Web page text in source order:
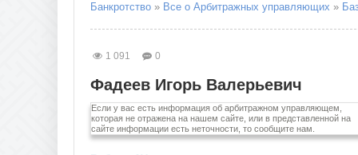
В
Волгоградская область
Воронежская область
Е
Еврейская автономная область
Н
О
Банкротство » Все о Арбитражных управляющих »
1 091 0
Фадеев Игорь Валерьевич
Если у вас есть информация об арбитражном управляющем,
которая не отражена на нашем сайте, или в представленной на
сайте информации есть неточности, то сообщите нам.